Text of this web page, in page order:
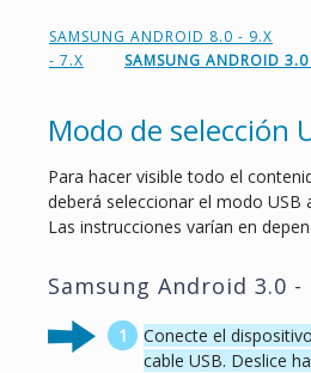
SAMSUNG ANDROID 8.0 - 9.X
- 7.X
SAMSUNG ANDROID
Modo de selección
Para hacer visible todo el
deberá seleccionar el modo USB
Las instrucciones varían en
Samsung Android 3.0 -
Conecte el
cable USB. Deslice